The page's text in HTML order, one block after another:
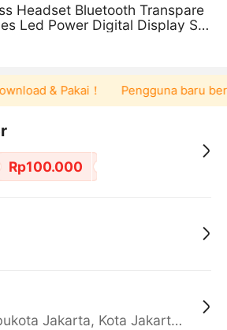
Headset Bluetooth Transpare
Led Power Digital Display Ste
For Spo
& Pakai！ Pengguna baru
Rp100.000
Daerah Khusus Ibukota Jakarta, Kota Jakarta Barat, Cengkareng, yy